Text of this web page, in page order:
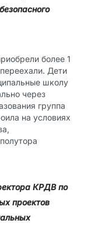
более 1
Дети
школу
через
группа
на условиях
КРДВ по
проектов